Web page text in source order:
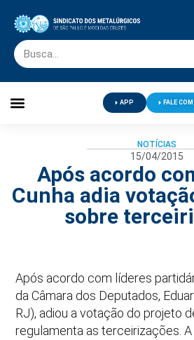
APP FALE
NOTÍCIAS
15/04/2015
Após acordo
Cunha adia
sobre
Após acordo com líderes
da Câmara dos Deputados,
RJ), adiou a votação do projeto
regulamenta as terceirizações.